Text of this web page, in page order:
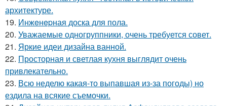
архитектуре.
19. Инжeнepная доска для пола.
20. Уважаемые одногруппники, очень требуется совет.
21. Яркие идеи дизайна ванной.
22. Просторная и светлая кухня выглядит очень
привлекательно.
23. Всю неделю какая-то выпавшая из-за погоды) но
ездила на всякие съемочки.